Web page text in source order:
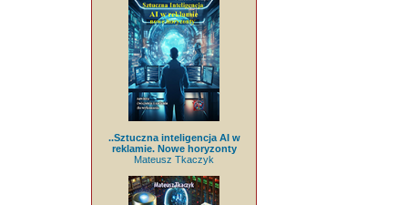
..Sztuczna inteligencja AI w
reklamie. Nowe horyzonty
Mateusz Tkaczyk